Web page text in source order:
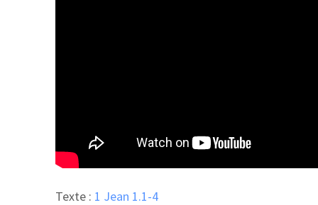
Texte : 1 Jean 1.1-4